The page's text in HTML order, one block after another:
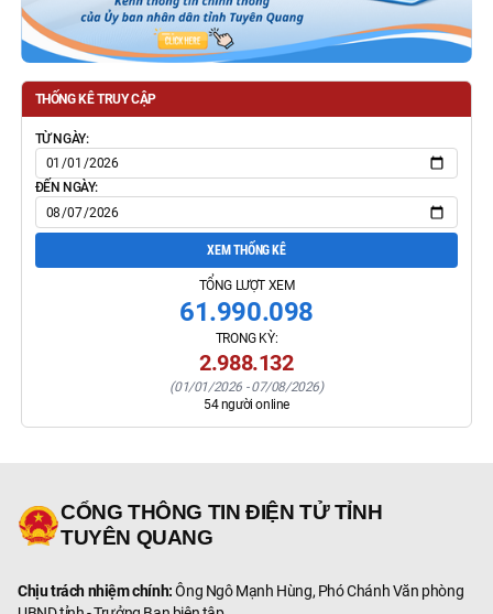
THỐNG KÊ TRUY CẬP
TỪ NGÀY:
ĐẾN NGÀY:
XEM THỐNG KÊ
TỔNG LƯỢT XEM
61.990.098
TRONG KỲ:
2.988.132
(01/01/2026 -07/08/2026)
54người online
CỔNG THÔNG TIN ĐIỆN TỬ TỈNH
TUYÊN QUANG
Chịu trách nhiệm chính:Ông Ngô Mạnh Hùng, Phó Chánh Văn phòng